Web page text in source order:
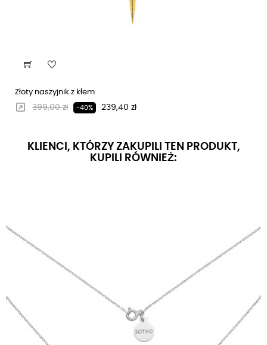
Złoty naszyjnik z kłem
Regularna cena
399,00 zł -40% Cena
239,40 zł
KLIENCI, KTÓRZY ZAKUPILI TEN PRODUKT,
KUPILI RÓWNIEŻ: